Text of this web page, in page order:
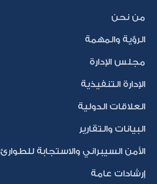
من نحن
الرؤية والمهمة
مجلس الإدارة
الإدارة التنفيذية
العلاقات الدولية
البيانات والتقارير
الأمن السيبراني والاستجابة للطوارئ
إرشادات عامة